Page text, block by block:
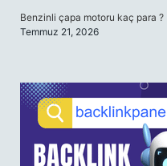
Benzinli çapa motoru kaç para ?
Temmuz 21, 2026